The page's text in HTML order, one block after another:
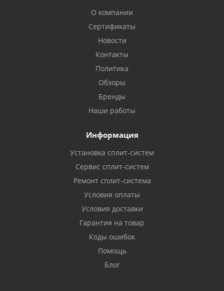
О компании
Сертификаты
Новости
Контакты
Политика
Обзоры
Бренды
Наши работы
Информация
Установка сплит-систем
Сервис сплит-систем
Ремонт сплит-система
Условия оплаты
Условия доставки
Гарантия на товар
Коды ошибок
Помощь
Блог